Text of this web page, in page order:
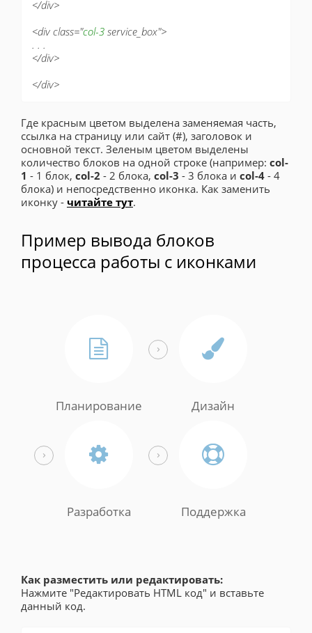
</div>
<div class="col-3 service_box">
. . .
</div>
</div>
Где красным цветом выделена заменяемая часть,
ссылка на страницу или сайт (#), заголовок и
основной текст. Зеленым цветом выделены
количество блоков на одной строке (например: col-
1 - 1 блок, col-2 - 2 блока, col-3 - 3 блока и col-4 - 4
блока) и непосредственно иконка. Как заменить
иконку - читайте тут.
Пример вывода блоков
процесса работы с иконками
Планирование Дизайн
Разработка Поддержка
Как разместить или редактировать:
Нажмите "Редактировать HTML код" и вставьте
данный код.